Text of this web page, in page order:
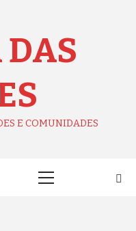
DAS
E COMUNIDADES